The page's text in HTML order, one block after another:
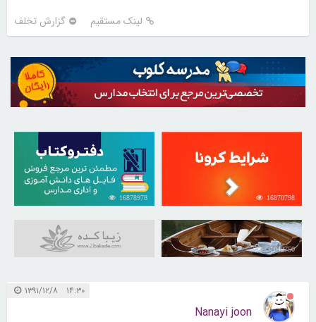
لینک مستقیم گزارش تخلف
16870798
16878978
31042750
۱۴:۳۰ ۱۳۹۱/۱۲/۸
Nanayi joon